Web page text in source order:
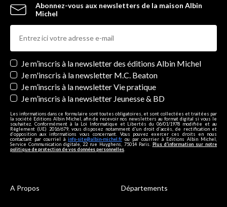
Abonnez-vous aux newsletters de la maison Albin
Michel
Newsletters
Je m’inscris à la newsletter des éditions Albin Michel
Je m'inscris à la newsletter M.C. Beaton
Je m’inscris à la newsletter Vie pratique
Je m’inscris à la newsletter Jeunesse & BD
Les informations dans ce formulaire sont toutes obligatoires, et sont collectées et traitées par
la société Editions Albin Michel, afin de recevoir nos newsletters au format digital si vous le
souhaitez. Conformément à la Loi Informatique et Libertés du 06/01/1978 modifiée et au
Règlement (UE) 2016/679, vous disposez notamment d'un droit d'accès, de rectification et
d’opposition aux informations vous concernant. Vous pouvez exercer ces droits en nous
contactant par courriel à info-site@albin-michel.fr ou par courrier à Editions Albin Michel,
Service Communication digitale, 22 rue Huyghens, 75014 Paris. Plus d’information sur notre
politique de protection de vos données personnelles
A Propos Départements